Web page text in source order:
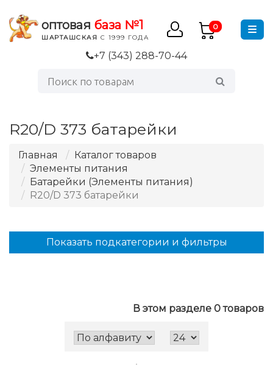
оптовая база №1
ШАРТАШСКАЯ С 1999 ГОДА
0
+7 (343) 288-70-44
R20/D 373 батарейки
Главная
Каталог товаров
Элементы питания
Батарейки (Элементы питания)
R20/D 373 батарейки
В этом разделе 0 товаров
Показать подкатегории и фильтры